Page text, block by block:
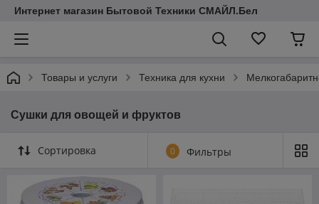
Интернет магазин Бытовой Техники СМАЙЛ.Бел
Товары и услуги Техника для кухни
Сушки для овощей и фруктов
Сортировка 0 Фильтры